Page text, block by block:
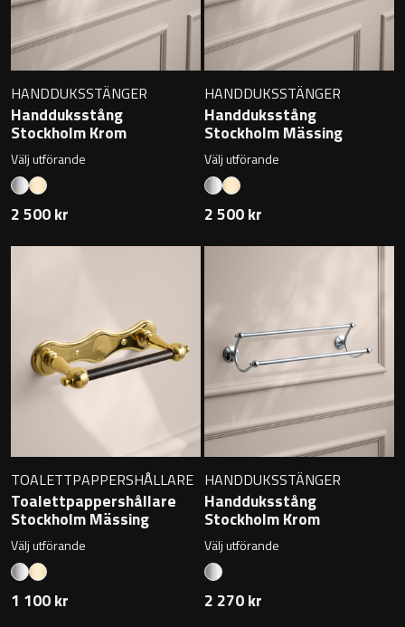
Övriga badrumstillbehör
HANDDUKSSTÄNGER
Handduksstång
Stockholm Krom
Välj utförande
2 500 kr
HANDDUKSSTÄNGER
Handduksstång
Stockholm Mässing
Välj utförande
2 500 kr
TOALETTPAPPERSHÅLLARE
Toalettpappershållare
Stockholm Mässing
Välj utförande
1 100 kr
HANDDUKSSTÄNGER
Handduksstång
Stockholm Krom
Välj utförande
2 270 kr